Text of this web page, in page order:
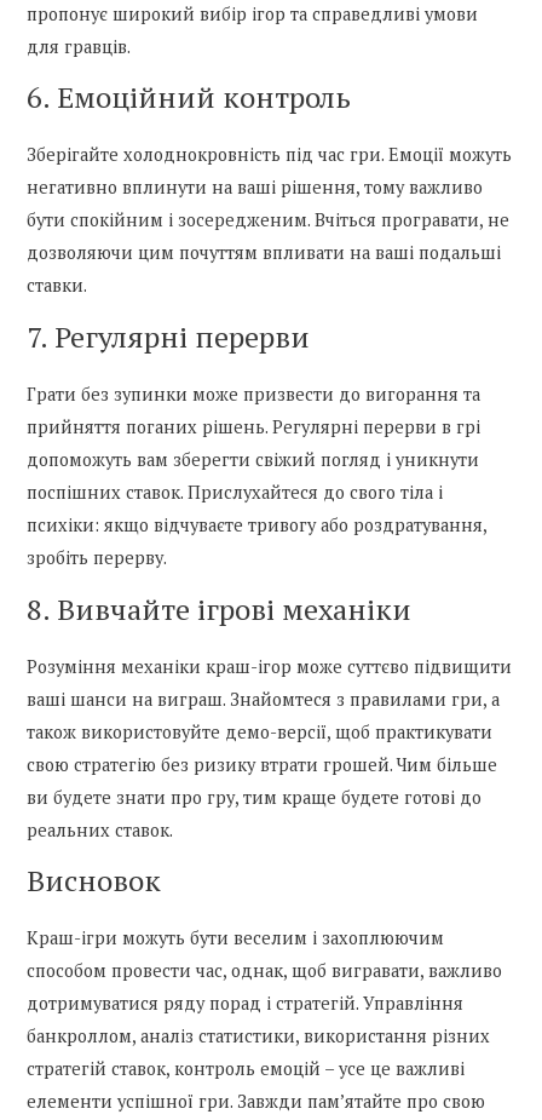
пропонує широкий вибір ігор та справедливі умови
для гравців.
6. Емоційний контроль
Зберігайте холоднокровність під час гри. Емоції можуть
негативно вплинути на ваші рішення, тому важливо
бути спокійним і зосередженим. Вчіться програвати, не
дозволяючи цим почуттям впливати на ваші подальші
ставки.
7. Регулярні перерви
Грати без зупинки може призвести до вигорання та
прийняття поганих рішень. Регулярні перерви в грі
допоможуть вам зберегти свіжий погляд і уникнути
поспішних ставок. Прислухайтеся до свого тіла і
психіки: якщо відчуваєте тривогу або роздратування,
зробіть перерву.
8. Вивчайте ігрові механіки
Розуміння механіки краш-ігор може суттєво підвищити
ваші шанси на виграш. Знайомтеся з правилами гри, а
також використовуйте демо-версії, щоб практикувати
свою стратегію без ризику втрати грошей. Чим більше
ви будете знати про гру, тим краще будете готові до
реальних ставок.
Висновок
Краш-ігри можуть бути веселим і захоплюючим
способом провести час, однак, щоб вигравати, важливо
дотримуватися ряду порад і стратегій. Управління
банкроллом, аналіз статистики, використання різних
стратегій ставок, контроль емоцій – усе це важливі
елементи успішної гри. Завжди пам’ятайте про свою